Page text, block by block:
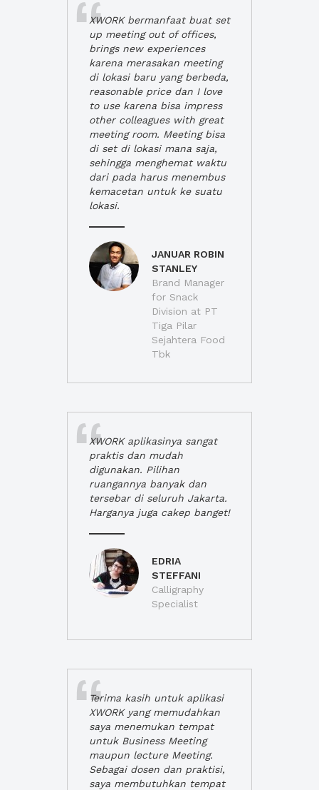
XWORK bermanfaat buat set
up meeting out of offices,
brings new experiences
karena merasakan meeting
di lokasi baru yang berbeda,
reasonable price dan I love
to use karena bisa impress
other colleagues with great
meeting room. Meeting bisa
di set di lokasi mana saja,
sehingga menghemat waktu
dari pada harus menembus
kemacetan untuk ke suatu
lokasi.
JANUAR ROBIN
STANLEY
Brand Manager
for Snack
Division at PT
Tiga Pilar
Sejahtera Food
Tbk
XWORK aplikasinya sangat
praktis dan mudah
digunakan. Pilihan
ruangannya banyak dan
tersebar di seluruh Jakarta.
Harganya juga cakep banget!
EDRIA
STEFFANI
Calligraphy
Specialist
Terima kasih untuk aplikasi
XWORK yang memudahkan
saya menemukan tempat
untuk Business Meeting
maupun lecture Meeting.
Sebagai dosen dan praktisi,
saya membutuhkan tempat